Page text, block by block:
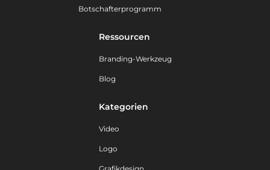
Botschafterprogramm
Ressourcen
Branding-Werkzeug
Blog
Kategorien
Video
Logo